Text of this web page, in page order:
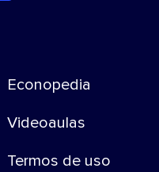
Econopedia
Videoaulas
Termos de uso